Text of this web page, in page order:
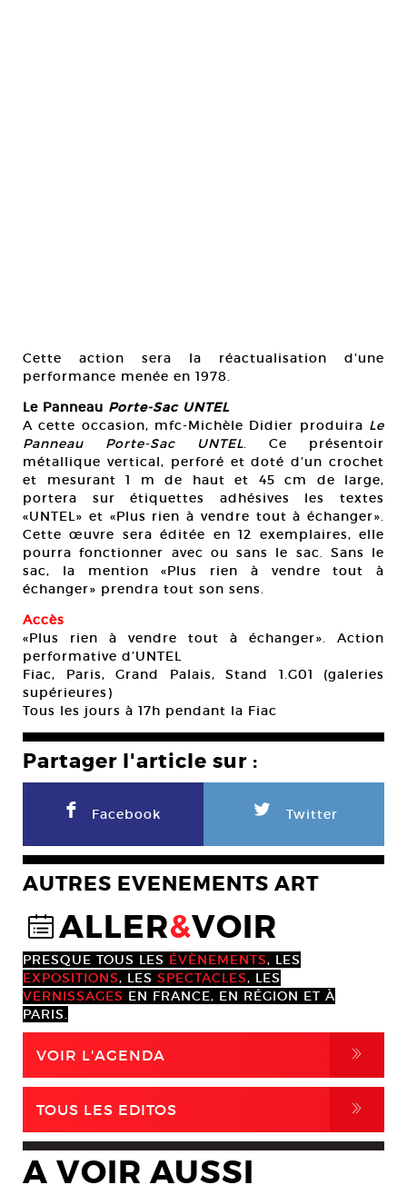
Cette action sera la réactualisation d’une
performance menée en 1978.
Le Panneau Porte-Sac UNTEL
A cette occasion, mfc-Michèle Didier produira Le
Panneau Porte-Sac UNTEL. Ce présentoir
métallique vertical, perforé et doté d’un crochet
et mesurant 1 m de haut et 45 cm de large,
portera sur étiquettes adhésives les textes
«UNTEL» et «Plus rien à vendre tout à échanger».
Cette œuvre sera éditée en 12 exemplaires, elle
pourra fonctionner avec ou sans le sac. Sans le
sac, la mention «Plus rien à vendre tout à
échanger» prendra tout son sens.
Accès
«Plus rien à vendre tout à échanger». Action
performative d’UNTEL
Fiac, Paris, Grand Palais, Stand 1.G01 (galeries
supérieures)
Tous les jours à 17h pendant la Fiac
Partager l'article sur :
F Facebook L Twitter
AUTRES EVENEMENTS ART
@ALLER&VOIR
PRESQUE TOUS LES ÉVÈNEMENTS, LES
EXPOSITIONS, LES SPECTACLES, LES
VERNISSAGES EN FRANCE, EN RÉGION ET À
PARIS.
VOIR L'AGENDA ,
TOUS LES EDITOS ,
A VOIR AUSSI